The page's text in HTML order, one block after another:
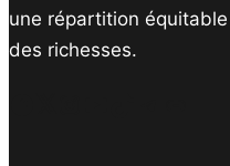
une répartition équitable
des richesses.